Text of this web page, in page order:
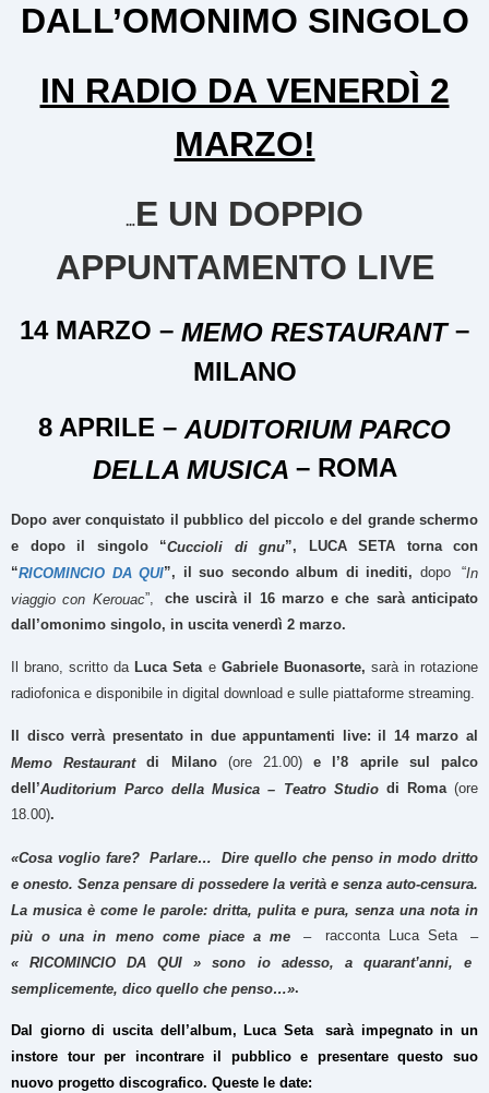
DALL’OMONIMO SINGOLO
IN RADIO DA VENERDÌ 2
MARZO!
…E UN DOPPIO
APPUNTAMENTO LIVE
14 MARZO – MEMO RESTAURANT–
MILANO
8 APRILE – AUDITORIUM PARCO
DELLA MUSICA – ROMA
Dopo aver conquistato il pubblico del piccolo e del grande schermo
e dopo il singolo “Cuccioli di gnu”, LUCA SETA torna con
“RICOMINCIO DA QUI”, il suo secondo album di inediti, dopo “In
viaggio con Kerouac”, che usciràil 16 marzo e che sarà anticipato
dall’omonimo singolo, in uscita venerdì 2 marzo.
Il brano, scritto daLuca Seta eGabriele Buonasorte, sarà in rotazione
radiofonica e disponibile in digital download e sulle piattaforme streaming.
Il disco verrà presentato in due appuntamenti live: il 14 marzo al
Memo Restaurantdi Milano (ore 21.00) e l’8 aprile sul palco
dell’Auditorium Parco della Musica – Teatro Studio di Roma(ore
18.00).
«Cosa voglio fare? Parlare…
Dire quello che penso in modo dritto
e onesto. Senza pensare di possedere la verità e senza auto-censura.
La musica è come le parole: dritta, pulita e pura, senza una nota in
più o una in meno come piace a me
– racconta Luca Seta
–
« RICOMINCIO DA QUI » sono io adesso, a quarant’anni, e
semplicemente, dico quello che penso…».
Dal giorno di uscita dell’album, Luca Seta
sarà impegnato in un
instore tour per incontrare il pubblico e presentare questo suo
nuovo progetto discografico. Queste le date: